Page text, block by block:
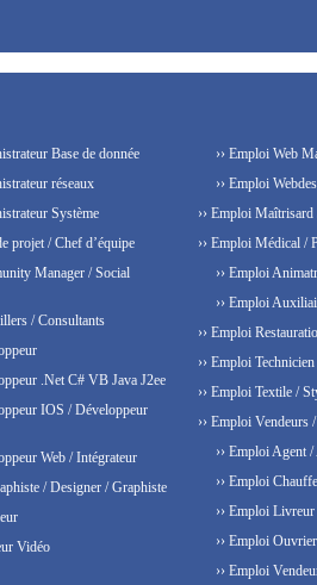
Base de donnée
réseaux
Système
projet / Chef d’équipe
Manager / Social
/ Consultants
.Net C# VB Java J2ee
IOS / Développeur
Web / Intégrateur
/ Designer / Graphiste
Vidéo
›› Emploi Web
›› Emploi
›› Emploi
›› Emploi Médical /
›› Emploi
›› Emploi
›› Emploi
›› Emploi Technicien
›› Emploi Textile /
›› Emploi
›› Emploi Agent
›› Emploi
›› Emploi
›› Emploi
›› Emploi